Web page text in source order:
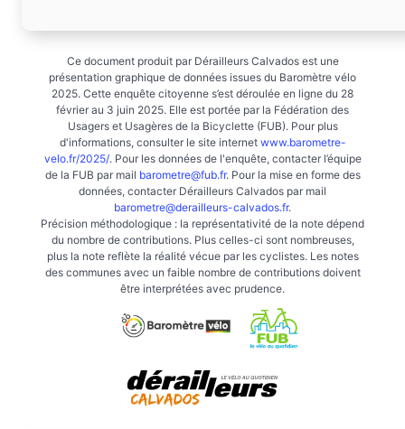
Ce document produit par Dérailleurs Calvados est une
présentation graphique de données issues du Baromètre vélo
2025. Cette enquête citoyenne s’est déroulée en ligne du 28
février au 3 juin 2025. Elle est portée par la Fédération des
Usagers et Usagères de la Bicyclette (FUB). Pour plus
d'informations, consulter le site internet www.barometre-
velo.fr/2025/. Pour les données de l'enquête, contacter l’équipe
de la FUB par mail barometre@fub.fr. Pour la mise en forme des
données, contacter Dérailleurs Calvados par mail
barometre@derailleurs-calvados.fr.
Précision méthodologique : la représentativité de la note dépend
du nombre de contributions. Plus celles-ci sont nombreuses,
plus la note reflète la réalité vécue par les cyclistes. Les notes
des communes avec un faible nombre de contributions doivent
être interprétées avec prudence.